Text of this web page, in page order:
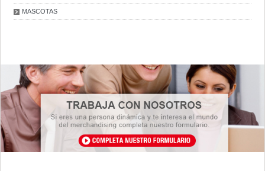
MASCOTAS